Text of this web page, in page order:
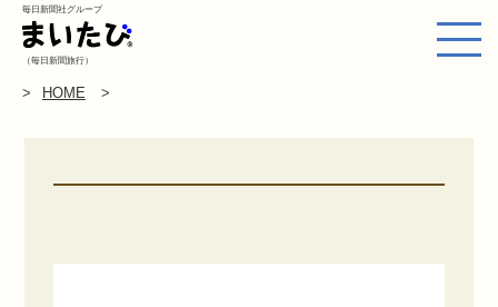
毎日新聞社グループ
（毎日新聞旅行）
HOME